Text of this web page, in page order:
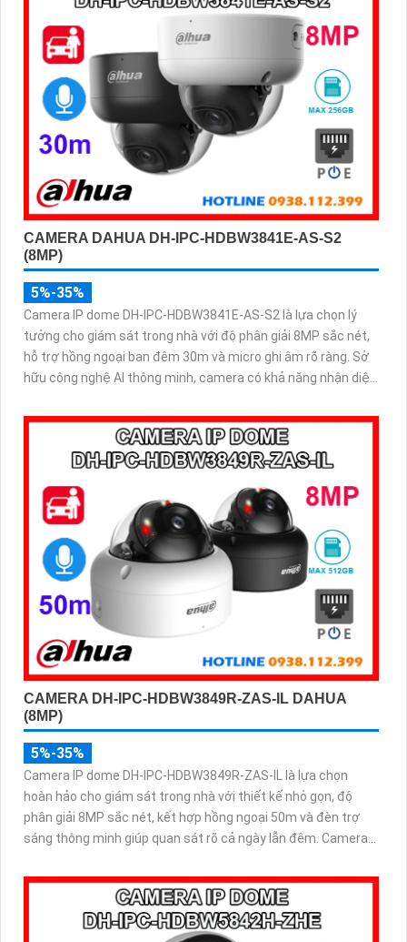
CAMERA DAHUA DH-IPC-HDBW3841E-AS-S2
(8MP)
5%-35%
Camera IP dome DH-IPC-HDBW3841E-AS-S2 là lựa chọn lý
tưởng cho giám sát trong nhà với độ phân giải 8MP sắc nét,
hỗ trợ hồng ngoại ban đêm 30m và micro ghi âm rõ ràng. Sở
hữu công nghệ AI thông minh, camera có khả năng nhận diện
chính xác trong cảnh báo an ninh
CAMERA DH-IPC-HDBW3849R-ZAS-IL DAHUA
(8MP)
5%-35%
Camera IP dome DH-IPC-HDBW3849R-ZAS-IL là lựa chọn
hoàn hảo cho giám sát trong nhà với thiết kế nhỏ gọn, độ
phân giải 8MP sắc nét, kết hợp hồng ngoại 50m và đèn trợ
sáng thông minh giúp quan sát rõ cả ngày lẫn đêm. Camera
công nghệ phân biệt người và phương tiện, nâng cao độ
chính xác trong cảnh báo, hỗ trợ POE tiện lợi